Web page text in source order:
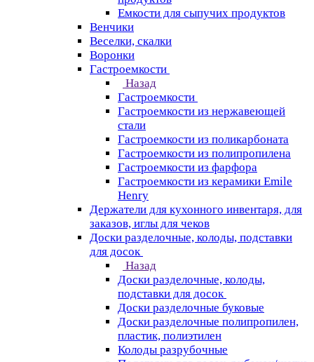
Емкости для сыпучих продуктов
Венчики
Веселки, скалки
Воронки
Гастроемкости
Назад
Гастроемкости
Гастроемкости из нержавеющей
стали
Гастроемкости из поликарбоната
Гастроемкости из полипропилена
Гастроемкости из фарфора
Гастроемкости из керамики Emile
Henry
Держатели для кухонного инвентаря, для
заказов, иглы для чеков
Доски разделочные, колоды, подставки
для досок
Назад
Доски разделочные, колоды,
подставки для досок
Доски разделочные буковые
Доски разделочные полипропилен,
пластик, полиэтилен
Колоды разрубочные